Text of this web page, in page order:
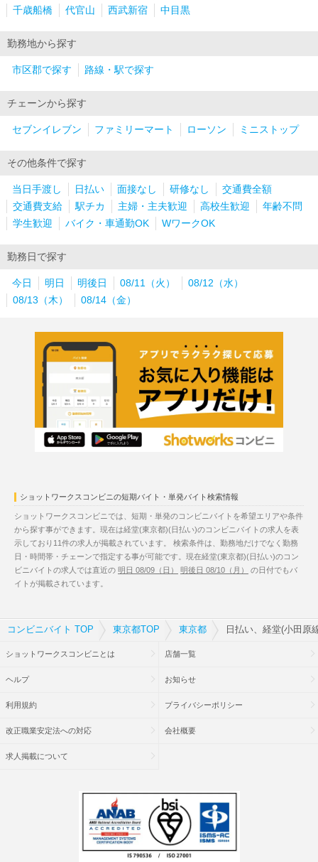
千歳船橋
代官山 西武新宿 中目黒
勤務地から探す
市区郡で探す 路線・駅で探す
チェーンから探す
セブンイレブン ファミリーマート ローソン ミニストップ
その他条件で探す
当日手渡し 日払い 面接なし 研修なし
交通費全額
交通費支給
駅チカ 主婦・主夫歓迎 高校生歓迎
年齢不問
学生歓迎
バイク・車通勤OK WワークOK
勤務日で探す
今日 明日 明後日 08/11（火）
08/12（水）
08/13（木）
08/14（金）
ショットワークスコンビニの短期バイト・単発バイト検索情報
ショットワークスコンビニでは、短期・単発のコンビニバイトを希望エリアや条件
から探す事ができます。現在は経堂(東京都)(日払い)のコンビニバイトの求人を表
示しており11件の求人が掲載されています。 検索条件は、勤務地だけでなく勤務
日・時間帯・チェーンで指定する事が可能です。現在経堂(東京都)(日払い)のコン
ビニバイトの求人では直近の 明日 08/09（日） 明後日 08/10（月）
の日付でもバ
イトが掲載されています。
コンビニバイト TOP 東京都TOP 東京都 日払い、経堂(小田原
ショットワークスコンビニとは 店舗一覧
ヘルプ お知らせ
利用規約 プライバシーポリシー
改正職業安定法への対応 会社概要
求人掲載について